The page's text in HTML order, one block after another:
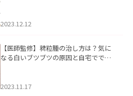
2023.12.12
【医師監修】稗粒腫の治し方は？気に
なる白いブツブツの原因と自宅ででき
2023.11.17